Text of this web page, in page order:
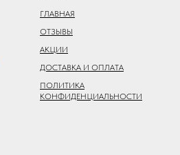
ГЛАВНАЯ
ОТЗЫВЫ
АКЦИИ
ДОСТАВКА И ОПЛАТА
ПОЛИТИКА
КОНФИДЕНЦИАЛЬНОСТИ